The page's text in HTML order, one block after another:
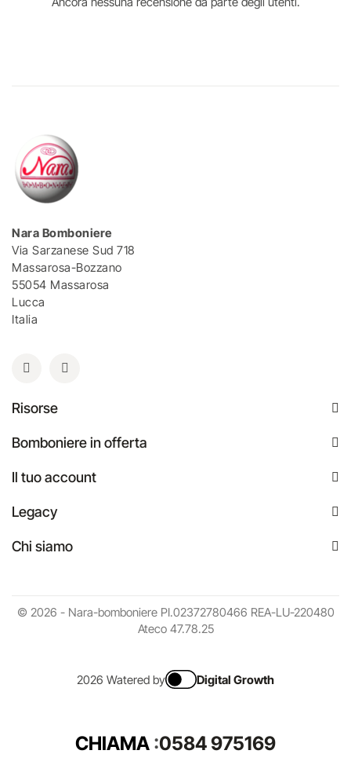
Nara Bomboniere
Via Sarzanese Sud 718
Massarosa-Bozzano
55054 Massarosa
Lucca
Italia
Risorse
Bomboniere in offerta
Il tuo account
Legacy
Chi siamo
© 2026 - Nara-bomboniere PI.02372780466 REA-LU-220480
Ateco 47.78.25
2026 Watered by Digital Growth
CHIAMA :0584 975169